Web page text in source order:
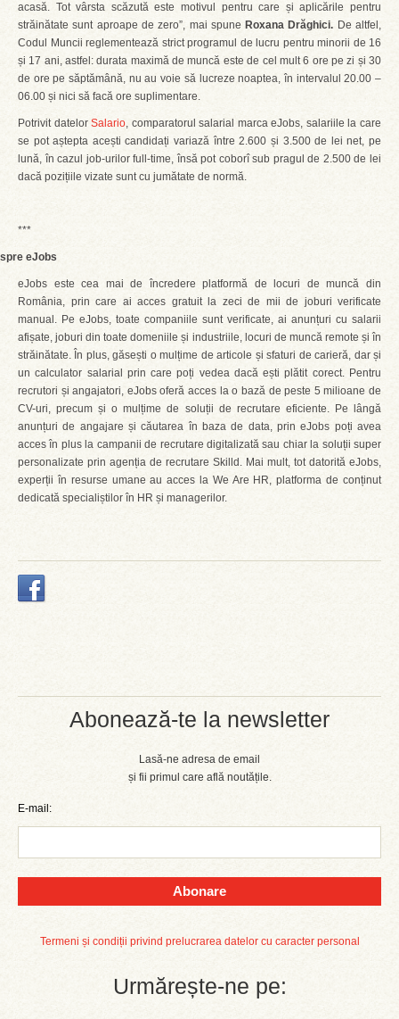
Abonează-te la newsletter
Lasă-ne adresa de email
și fii primul care află noutățile.
E-mail:
Abonare
Termeni și condiții privind prelucrarea datelor cu caracter personal
Urmărește-ne pe:
acasă. Tot vârsta scăzută este motivul pentru care și aplicările pentru
străinătate sunt aproape de zero”, mai spune Roxana Drăghici. De altfel,
Codul Muncii reglementează strict programul de lucru pentru minorii de 16
și 17 ani, astfel: durata maximă de muncă este de cel mult 6 ore pe zi și 30
de ore pe săptămână, nu au voie să lucreze noaptea, în intervalul 20.00 –
06.00 și nici să facă ore suplimentare.
Potrivit datelorSalario, comparatorul salarial marca eJobs, salariile la care
se pot aștepta acești candidați variază între 2.600 și 3.500 de lei net, pe
lună, în cazul job-urilor full-time, însă pot coborî sub pragul de 2.500 de lei
dacă pozițiile vizate sunt cu jumătate de normă.
***
eJobs
eJobs este cea mai de încredere platformă de locuri de muncă din
România, prin care ai acces gratuit la zeci de mii de joburi verificate
manual. Pe eJobs, toate companiile sunt verificate, ai anunțuri cu salarii
afișate, joburi din toate domeniile și industriile, locuri de muncă remote și în
străinătate. În plus, găsești o mulțime de articole și sfaturi de carieră, dar și
un calculator salarial prin care poți vedea dacă ești plătit corect. Pentru
recrutori și angajatori, eJobs oferă acces la o bază de peste 5 milioane de
CV-uri, precum și o mulțime de soluții de recrutare eficiente. Pe lângă
anunțuri de angajare și căutarea în baza de data, prin eJobs poți avea
acces în plus la campanii de recrutare digitalizată sau chiar la soluții super
personalizate prin agenția de recrutare Skilld. Mai mult, tot datorită eJobs,
experții în resurse umane au acces la We Are HR, platforma de conținut
dedicată specialiștilor în HR și managerilor.